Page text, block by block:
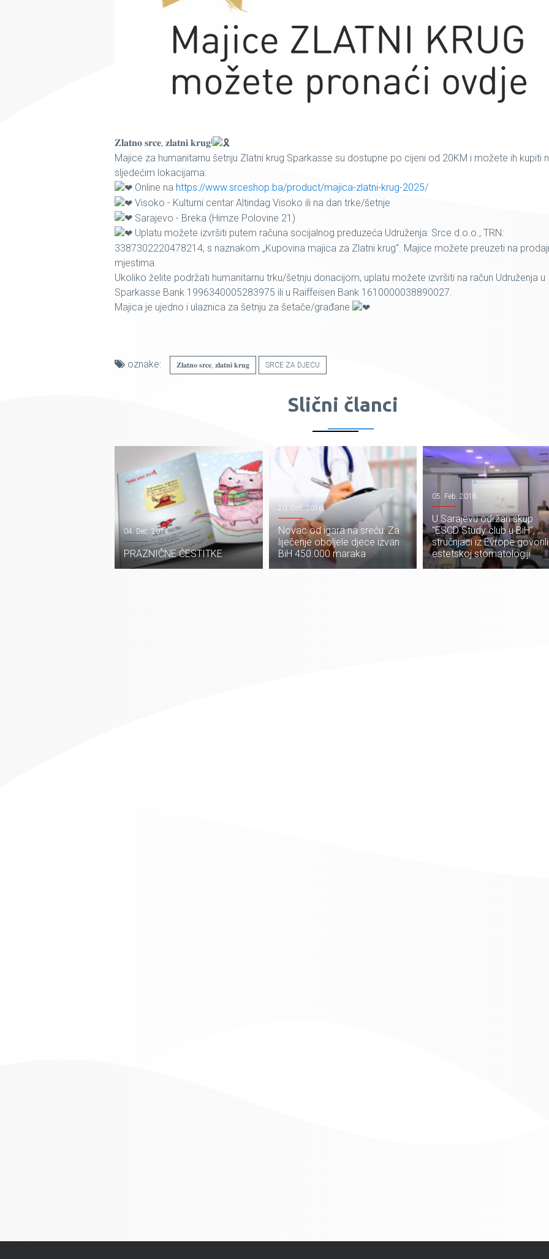
𝐙𝐥𝐚𝐭𝐧𝐨 𝐬𝐫𝐜𝐞, 𝐳𝐥𝐚𝐭𝐧𝐢 𝐤𝐫𝐮𝐠!
Majice za humanitarnu šetnju Zlatni krug Sparkasse su dostupne po cijeni od 20KM i možete ih kupiti
sljedećim lokacijama:
Online na https://www.srceshop.ba/product/majica-zlatni-krug-2025/
Visoko - Kulturni centar Altindag Visoko ili na dan trke/šetnje
Sarajevo - Breka (Himze Polovine 21)
Uplatu možete izvršiti putem računa socijalnog preduzeća Udruženja: Srce d.o.o., TRN:
3387302220478214, s naznakom „Kupovina majica za Zlatni krug“. Majice možete preuzeti na
mjestima.
Ukoliko želite podržati humanitarnu trku/šetnju donacijom, uplatu možete izvršiti na račun Udruženja u
Sparkasse Bank 1996340005283975 ili u Raiffeisen Bank 1610000038890027.
Majica je ujedno i ulaznica za šetnju za šetače/građane
oznake: 𝐙𝐥𝐚𝐭𝐧𝐨 𝐬𝐫𝐜𝐞, 𝐳𝐥𝐚𝐭𝐧𝐢 𝐤𝐫𝐮𝐠 SRCE ZA DJECU
Slični članci
04. Dec. 2014.
PRAZNIČNE ČESTITKE
20. Oct. 2016.
Novac od igara na sreću: Za
liječenje oboljele djece izvan
BiH 450.000 maraka
05. Feb. 2018.
U Sarajevu održan skup
"ESCD Study club u BiH",
stručnjaci iz Evrope
estetskoj stomatologiji